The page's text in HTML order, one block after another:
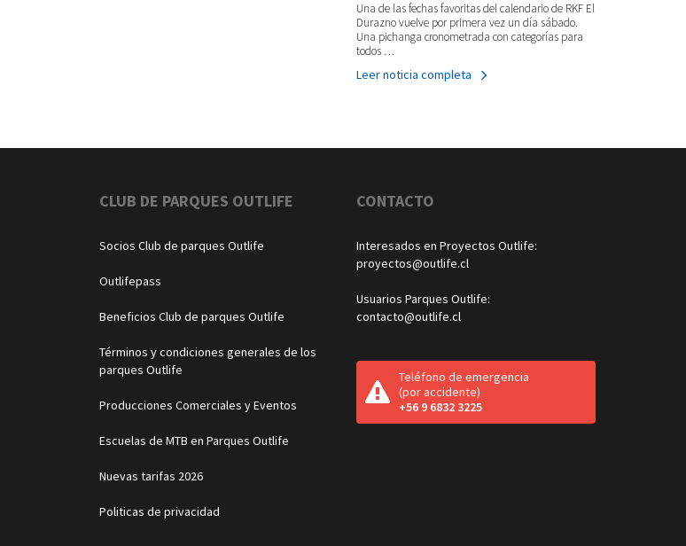
Una de las fechas favoritas del calendario de RKF El
Durazno vuelve por primera vez un día sábado.
Una pichanga cronometrada con categorías para
todos …
Leer noticia completa
CLUB DE PARQUES OUTLIFE
Socios Club de parques Outlife
Outlifepass
Beneficios Club de parques Outlife
Términos y condiciones generales de los
parques Outlife
Producciones Comerciales y Eventos
Escuelas de MTB en Parques Outlife
Nuevas tarifas 2026
Politicas de privacidad
CONTACTO
Interesados en Proyectos Outlife:
proyectos@outlife.cl
Usuarios Parques Outlife:
contacto@outlife.cl
Teléfono de emergencia
(por accidente)
+56 9 6832 3225